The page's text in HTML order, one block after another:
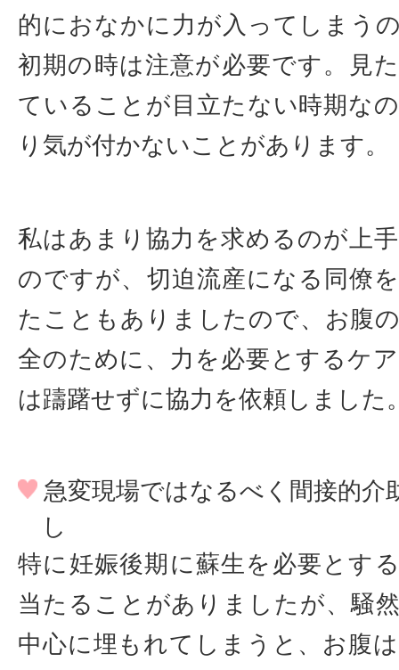
的におなかに力が入ってしまう
初期の時は注意が必要です。見
ていることが目立たない時期な
り気が付かないことがあります。
私はあまり協力を求めるのが上
のですが、切迫流産になる同僚
たこともありましたので、お腹
全のために、力を必要とするケ
は躊躇せずに協力を依頼しました
急変現場ではなるべく間接的介
し
特に妊娠後期に蘇生を必要とす
当たることがありましたが、騒
中心に埋もれてしまうと、お腹